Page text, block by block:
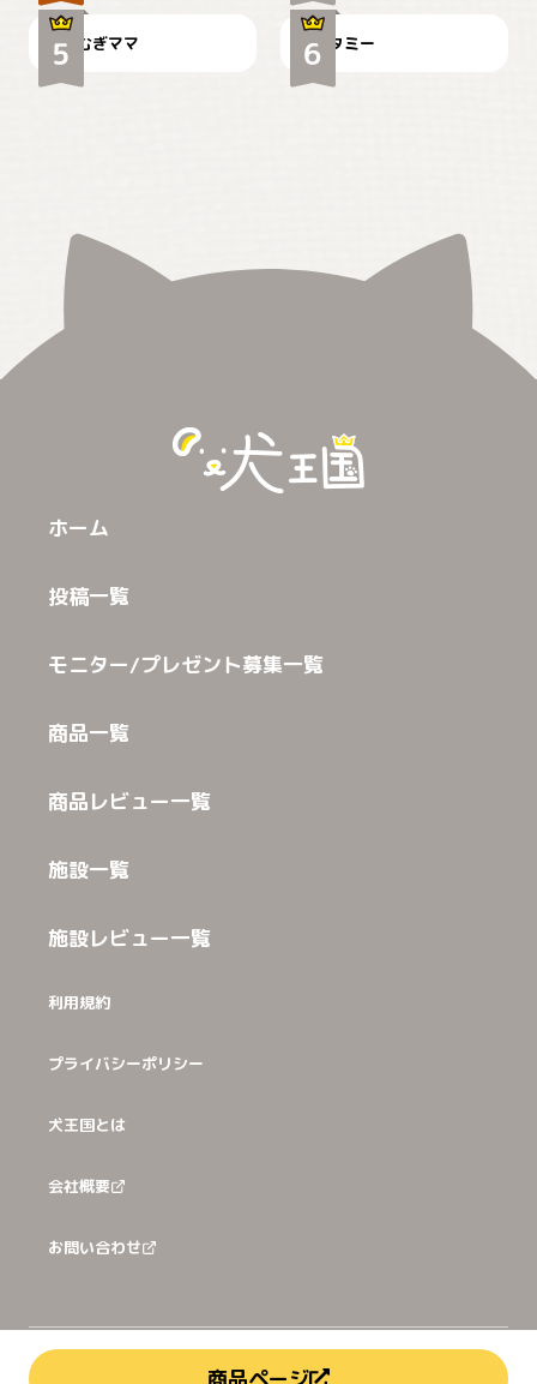
むぎママ タミー
ホーム
投稿一覧
モニター/プレゼント募集一覧
商品一覧
商品レビュー一覧
施設一覧
施設レビュー一覧
利用規約
プライバシーポリシー
犬王国とは
会社概要
お問い合わせ
2026犬猫王国株式会社